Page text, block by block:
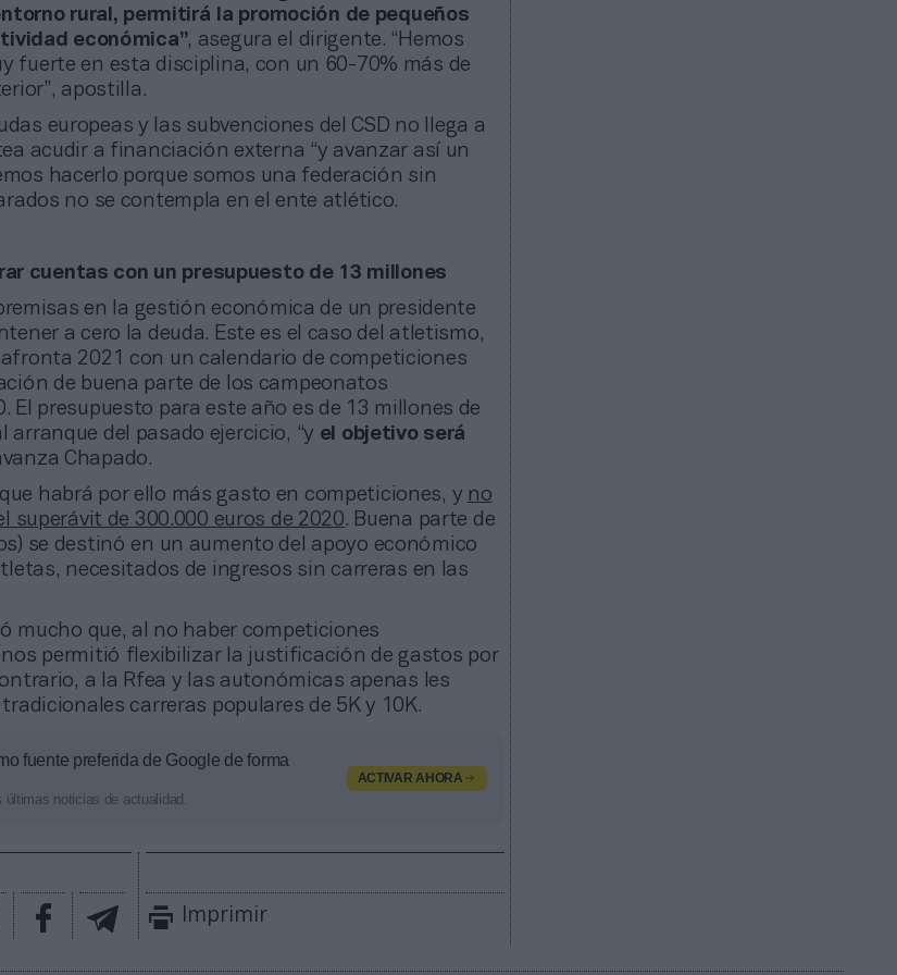
rural, permitirá la promoción de pequeños
económica”, asegura el dirigente. “Hemos
fuerte en esta disciplina, con un 60-70% más de
apostilla.
europeas y las subvenciones del CSD no llega a
acudir a financiación externa “y avanzar así un
hacerlo porque somos una federación sin
no se contempla en el ente atlético.
cuentas con un presupuesto de 13 millones
en la gestión económica de un presidente
a cero la deuda. Este es el caso del atletismo,
2021 con un calendario de competiciones
de buena parte de los campeonatos
El presupuesto para este año es de 13 millones de
arranque del pasado ejercicio, “y el objetivo será
Chapado.
habrá por ello más gasto en competiciones, y no
superávit de 300.000 euros de 2020. Buena parte de
se destinó en un aumento del apoyo económico
necesitados de ingresos sin carreras en las
mucho que, al no haber competiciones
nos permitió flexibilizar la justificación de gastos por
a la Rfea y las autonómicas apenas les
carreras populares de 5K y 10K.
fuente preferida de Google de forma
noticias de actualidad.
ACTIVAR AHORA
Imprimir